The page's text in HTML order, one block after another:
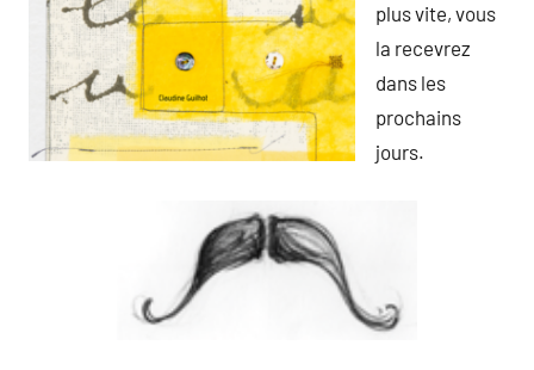
plus vite, vous
la recevrez
dans les
prochains
jours.